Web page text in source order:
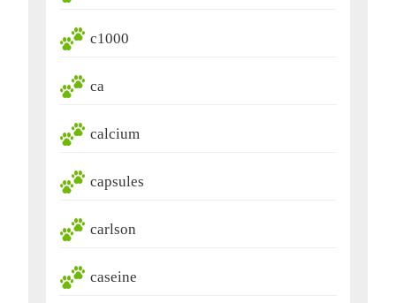
c1000
ca
calcium
capsules
carlson
caseine